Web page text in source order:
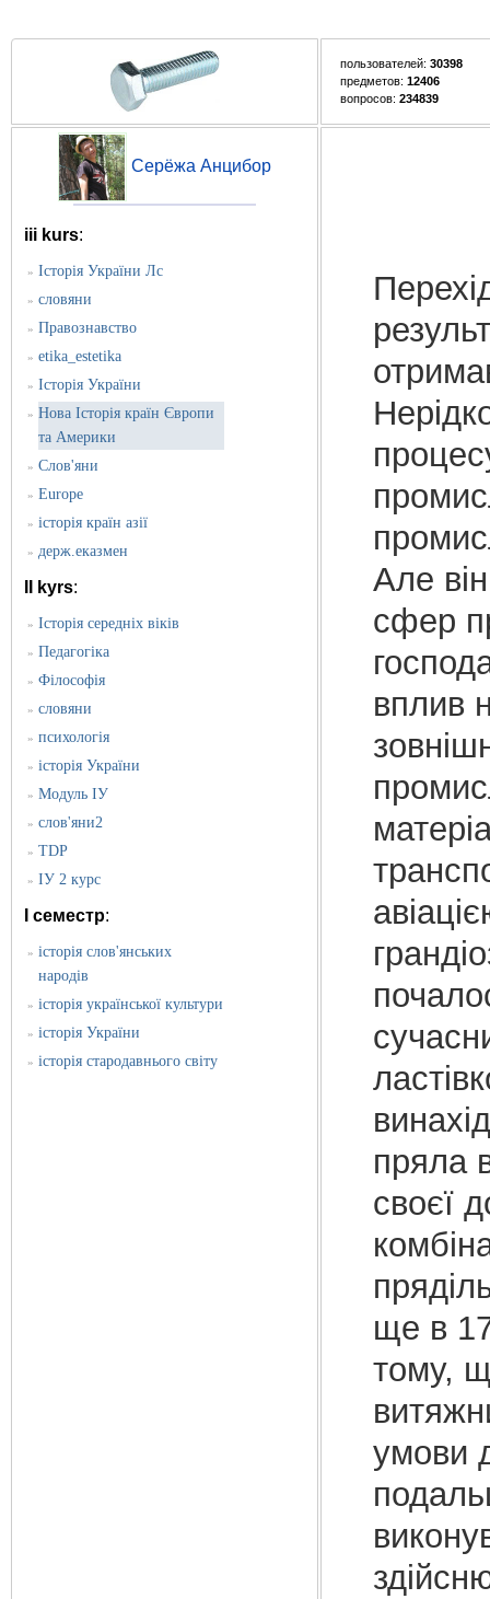
пользователей: 30398
предметов: 12406
вопросов: 234839
Серёжа Анцибор
iii kurs:
» Історія України Лс
» словяни
» Правознавство
» etika_estetika
» Історія України
» Нова Історія країн Європи
та Америки
» Слов'яни
» Europe
» історія країн азії
» держ.еказмен
II kyrs:
» Історія середніх віків
» Педагогіка
» Філософія
» словяни
» психологія
» історія України
» Модуль ІУ
» слов'яни2
» TDP
» ІУ 2 курс
I семестр:
» історія слов'янських
народів
» історія української культури
» історія України
» історія стародавнього світу
Але
сфер
вплив
пряла
своєї
ще в
тому,
умови